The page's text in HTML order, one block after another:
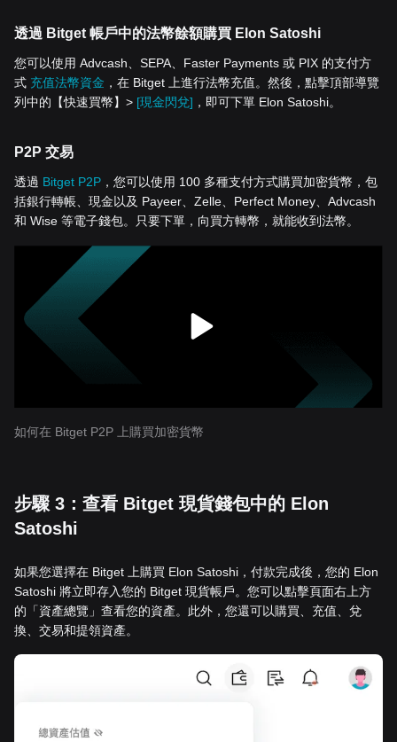
透過 Bitget 帳戶中的法幣餘額購買 Elon Satoshi
您可以使用 Advcash、SEPA、Faster Payments 或 PIX 的支付方
式 充值法幣資金 ，在 Bitget 上進行法幣充值。然後，點擊頂部導覽
列中的【快速買幣】> [現金閃兌] ，即可下單 Elon Satoshi。
P2P 交易
透過 Bitget P2P ，您可以使用 100 多種支付方式購買加密貨幣，包
括銀行轉帳、現金以及 Payeer、Zelle、Perfect Money、Advcash
和 Wise 等電子錢包。只要下單，向買方轉幣，就能收到法幣。
如何在 Bitget P2P 上購買加密貨幣
步驟 3：查看 Bitget 現貨錢包中的 Elon
Satoshi
如果您選擇在 Bitget 上購買 Elon Satoshi，付款完成後，您的 Elon
Satoshi 將立即存入您的 Bitget 現貨帳戶。您可以點擊頁面右上方
的「資產總覽」查看您的資產。此外，您還可以購買、充值、兌
換、交易和提領資產。